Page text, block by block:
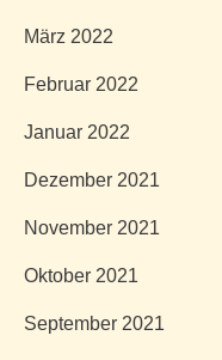
März 2022
Februar 2022
Januar 2022
Dezember 2021
November 2021
Oktober 2021
September 2021